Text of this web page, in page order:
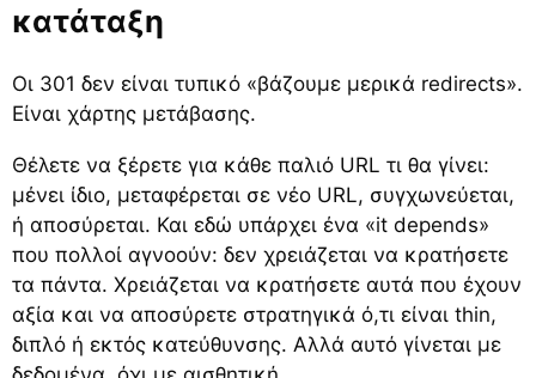
κατάταξη
Οι 301 δεν είναι τυπικό «βάζουμε μερικά redirects».
Είναι χάρτης μετάβασης.
Θέλετε να ξέρετε για κάθε παλιό URL τι θα γίνει:
μένει ίδιο, μεταφέρεται σε νέο URL, συγχωνεύεται,
ή αποσύρεται. Και εδώ υπάρχει ένα «it depends»
που πολλοί αγνοούν: δεν χρειάζεται να κρατήσετε
τα πάντα. Χρειάζεται να κρατήσετε αυτά που έχουν
αξία και να αποσύρετε στρατηγικά ό,τι είναι thin,
διπλό ή εκτός κατεύθυνσης. Αλλά αυτό γίνεται με